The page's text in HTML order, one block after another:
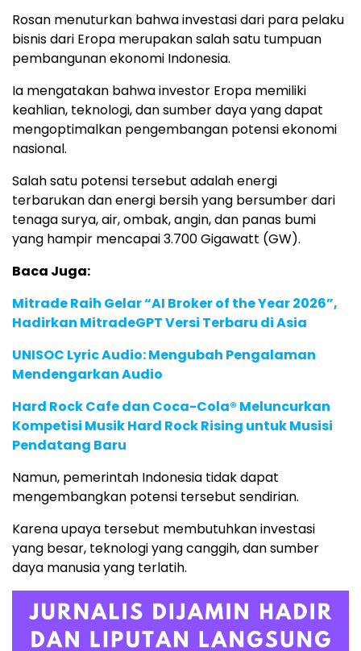
Rosan menuturkan bahwa investasi dari para pelaku
bisnis dari Eropa merupakan salah satu tumpuan
pembangunan ekonomi Indonesia.
Ia mengatakan bahwa investor Eropa memiliki
keahlian, teknologi, dan sumber daya yang dapat
mengoptimalkan pengembangan potensi ekonomi
nasional.
Salah satu potensi tersebut adalah energi
terbarukan dan energi bersih yang bersumber dari
tenaga surya, air, ombak, angin, dan panas bumi
yang hampir mencapai 3.700 Gigawatt (GW).
Baca Juga:
Mitrade Raih Gelar “AI Broker of the Year 2026”,
Hadirkan MitradeGPT Versi Terbaru di Asia
UNISOC Lyric Audio: Mengubah Pengalaman
Mendengarkan Audio
Hard Rock Cafe dan Coca-Cola® Meluncurkan
Kompetisi Musik Hard Rock Rising untuk Musisi
Pendatang Baru
Namun, pemerintah Indonesia tidak dapat
mengembangkan potensi tersebut sendirian.
Karena upaya tersebut membutuhkan investasi
yang besar, teknologi yang canggih, dan sumber
daya manusia yang terlatih.